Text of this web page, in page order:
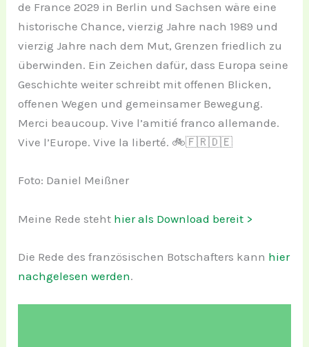
de France 2029 in Berlin und Sachsen wäre eine
historische Chance, vierzig Jahre nach 1989 und
vierzig Jahre nach dem Mut, Grenzen friedlich zu
überwinden. Ein Zeichen dafür, dass Europa seine
Geschichte weiter schreibt mit offenen Blicken,
offenen Wegen und gemeinsamer Bewegung.
Merci beaucoup. Vive l’amitié franco allemande.
Vive l’Europe. Vive la liberté. 🚲🇫🇷🇩🇪
Foto: Daniel Meißner
Meine Rede steht hier als Download bereit >
Die Rede des französischen Botschafters kann hier
nachgelesen werden.